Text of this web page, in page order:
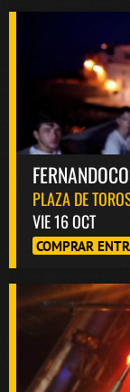
PLAZA DE
VIE 16 OCT
COMPRAR